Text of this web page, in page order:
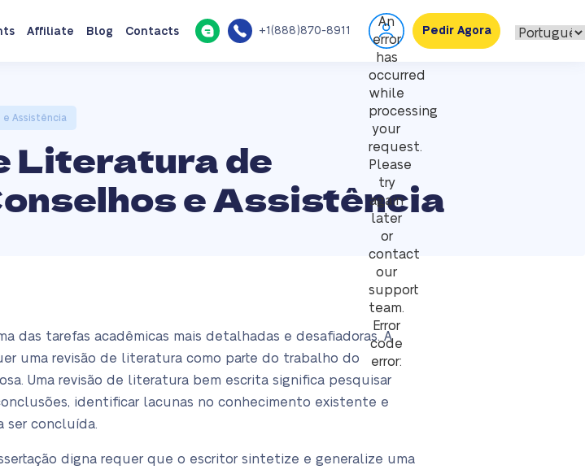
Affiliate Blog Contacts +1(888)870-8911
An
error
has
occurred
while
processing
your
request.
Please
try
again
later
or
contact
our
support
team.
Error
code
error:
Pedir Agora
e Assistência
Literatura de
e Assistência
das tarefas acadêmicas mais detalhadas e desafiadoras. A
uma revisão de literatura como parte do trabalho do
Uma revisão de literatura bem escrita significa pesquisar
identificar lacunas no conhecimento existente e
ser concluída.
digna requer que o escritor sintetize e generalize uma